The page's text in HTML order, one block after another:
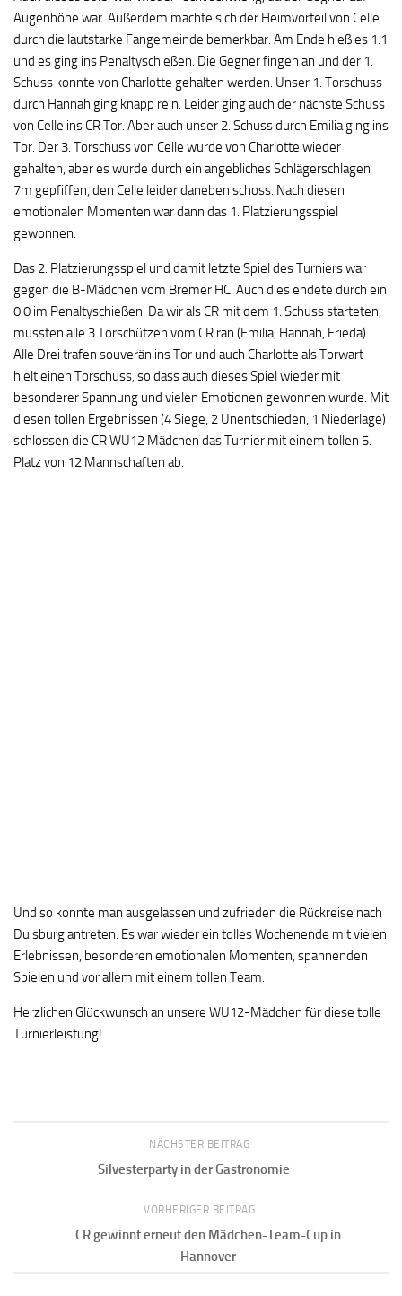
Augenhöhe war. Außerdem machte sich der Heimvorteil von Celle
durch die lautstarke Fangemeinde bemerkbar. Am Ende hieß es 1:1
und es ging ins Penaltyschießen. Die Gegner fingen an und der 1.
Schuss konnte von Charlotte gehalten werden. Unser 1. Torschuss
durch Hannah ging knapp rein. Leider ging auch der nächste Schuss
von Celle ins CR Tor. Aber auch unser 2. Schuss durch Emilia ging ins
Tor. Der 3. Torschuss von Celle wurde von Charlotte wieder
gehalten, aber es wurde durch ein angebliches Schlägerschlagen
7m gepfiffen, den Celle leider daneben schoss. Nach diesen
emotionalen Momenten war dann das 1. Platzierungsspiel
gewonnen.
Das 2. Platzierungsspiel und damit letzte Spiel des Turniers war
gegen die B-Mädchen vom Bremer HC. Auch dies endete durch ein
0:0 im Penaltyschießen. Da wir als CR mit dem 1. Schuss starteten,
mussten alle 3 Torschützen vom CR ran (Emilia, Hannah, Frieda).
Alle Drei trafen souverän ins Tor und auch Charlotte als Torwart
hielt einen Torschuss, so dass auch dieses Spiel wieder mit
besonderer Spannung und vielen Emotionen gewonnen wurde. Mit
diesen tollen Ergebnissen (4 Siege, 2 Unentschieden, 1 Niederlage)
schlossen die CR WU12 Mädchen das Turnier mit einem tollen 5.
Platz von 12 Mannschaften ab.
Und so konnte man ausgelassen und zufrieden die Rückreise nach
Duisburg antreten. Es war wieder ein tolles Wochenende mit vielen
Erlebnissen, besonderen emotionalen Momenten, spannenden
Spielen und vor allem mit einem tollen Team.
Herzlichen Glückwunsch an unsere WU12-Mädchen für diese tolle
Turnierleistung!
NÄCHSTER BEITRAG
Silvesterparty in der Gastronomie
VORHERIGER BEITRAG
CR gewinnt erneut den Mädchen-Team-Cup in
Hannover